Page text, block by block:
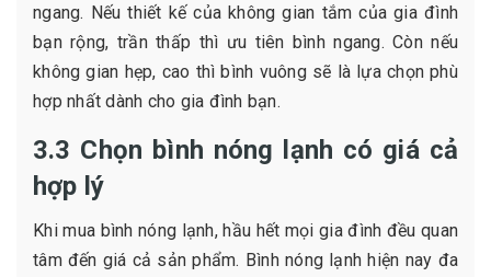
ngang. Nếu thiết kế của không gian tắm của gia đình
bạn rộng, trần thấp thì ưu tiên bình ngang. Còn nếu
không gian hẹp, cao thì bình vuông sẽ là lựa chọn phù
hợp nhất dành cho gia đình bạn.
3.3 Chọn bình nóng lạnh có giá cả
hợp lý
Khi mua bình nóng lạnh, hầu hết mọi gia đình đều quan
tâm đến giá cả sản phẩm. Bình nóng lạnh hiện nay đa